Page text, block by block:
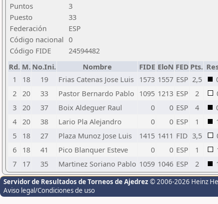
Puntos
3
Puesto
33
Federación
ESP
Código nacional 0
Código FIDE
24594482
Rd. M. No.Ini. Nombre FIDE EloN FED Pts.
1
18 19 Frias Catenas Jose Luis 1573 1557 ESP 2,5
2 20 33 Pastor Bernardo Pablo 1095 1213 ESP 2
3 20 37 Boix Aldeguer Raul 0 0 ESP 4
4 20 38 Lario Pla Alejandro 0 0 ESP 1
5
18 27 Plaza Munoz Jose Luis 1415 1411 FID 3,5
6
18 41 Pico Blanquer Esteve 0 0 ESP 1
7
17 35 Martinez Soriano Pablo 1059 1046 ESP 2
Servidor de Resultados de Torneos de Ajedrez © 2006-2026 Heinz
Aviso legal/Condiciones de uso